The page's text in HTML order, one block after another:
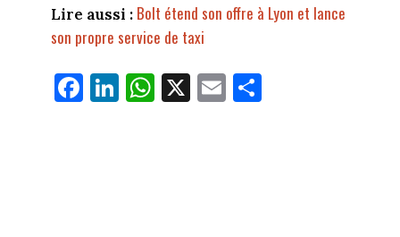
Lire aussi : Bolt étend son offre à Lyon et lance
son propre service de taxi
Fa
ce
Li
nk
W
ha
X E
m
Pa